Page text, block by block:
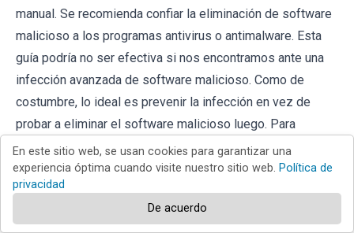
manual. Se recomienda confiar la eliminación de software
malicioso a los programas antivirus o antimalware. Esta
guía podría no ser efectiva si nos encontramos ante una
infección avanzada de software malicioso. Como de
costumbre, lo ideal es prevenir la infección en vez de
probar a eliminar el software malicioso luego. Para
mantener seguro su equipo, asegúrese de instalar las
últimas actualizaciones del sistema operativo y usar
software antivirus.
Para estar seguros de que su equipo está libre de
En este sitio web, se usan cookies para garantizar una
experiencia óptima cuando visite nuestro sitio web. Política de
privacidad
De acuerdo